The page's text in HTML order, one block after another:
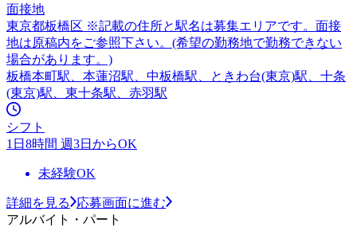
面接地
東京都板橋区 ※記載の住所と駅名は募集エリアです。面接
地は原稿内をご参照下さい。(希望の勤務地で勤務できない
場合があります。)
板橋本町駅、本蓮沼駅、中板橋駅、ときわ台(東京)駅、十条
(東京)駅、東十条駅、赤羽駅
シフト
1日8時間 週3日からOK
未経験OK
詳細を見る
応募画面に進む
アルバイト・パート